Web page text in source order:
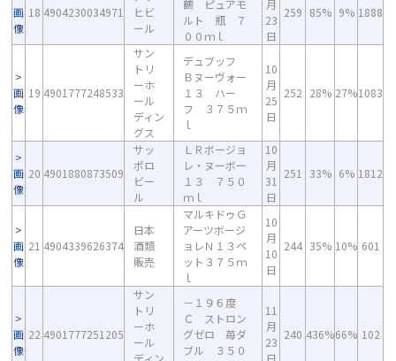
画
像
18 4904230034971
ヒビ
ール
鶴 ピュアモ
ルト 瓶 ７
００ｍｌ
月
23
日
259 85% 9% 1888
画
像
19 4901777248533
サン
トリ
ーホ
ール
ディン
グス
デュブッフ
Ｂヌーヴォー
１３ ハー
フ ３７５ｍ
ｌ
10
月
25
日
252 28% 27%1083
画
像
20 4901880873509
サッ
ポロ
ビー
ル
ＬＲボージョ
レ・ヌーボー
１３ ７５０
ｍｌ
10
月
31
日
251 33% 6% 1812
画
像
21 4904339626374
日本
酒類
販売
マルキドゥＧ
アーツボージ
ョレＮ１３ペ
ット３７５ｍ
ｌ
10
月
10
日
244 35% 10% 601
画
像
22 4901777251205
サン
トリ
ーホ
ール
ディン
－１９６度
Ｃ ストロン
グゼロ 苺ダ
ブル ３５０
11
月
23
日
240 436%66% 102